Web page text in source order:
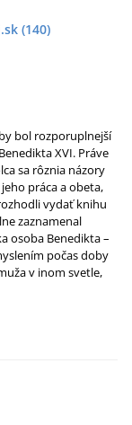
(140)
bol rozporuplnejší
XVI. Práve
sa rôznia názory
práca a obeta,
vydať knihu
zaznamenal
osoba Benedikta –
počas doby
v inom svetle,